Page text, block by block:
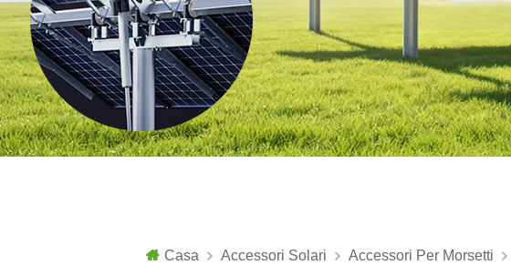
Casa Accessori Solari Accessori Per Morsetti